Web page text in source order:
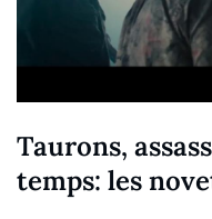
Taurons,
temps: les